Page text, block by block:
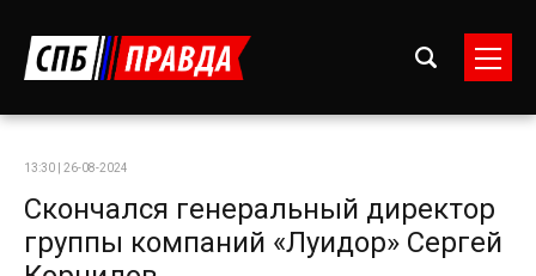
13:30 | 26-08-2024
Скончался генеральный директор
группы компаний «Луидор» Сергей